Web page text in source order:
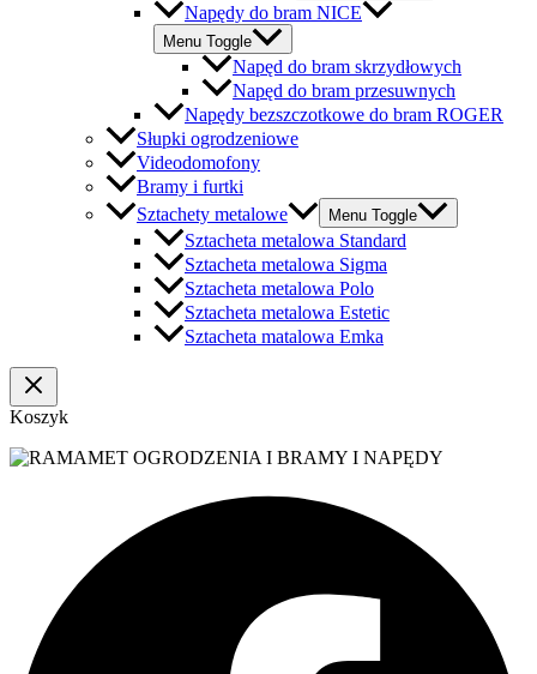
Napędy do bram NICE
Menu Toggle
Napęd do bram skrzydłowych
Napęd do bram przesuwnych
Napędy bezszczotkowe do bram ROGER
Słupki ogrodzeniowe
Videodomofony
Bramy i furtki
Sztachety metalowe
Menu Toggle
Sztacheta metalowa Standard
Sztacheta metalowa Sigma
Sztacheta metalowa Polo
Sztacheta metalowa Estetic
Sztacheta matalowa Emka
Koszyk